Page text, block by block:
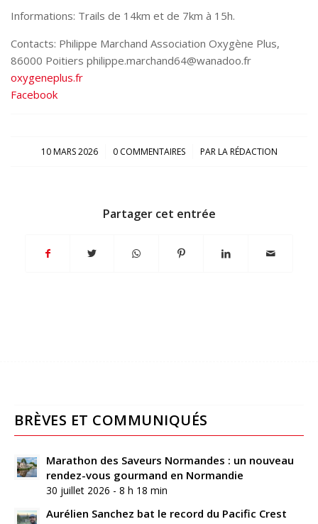
Informations: Trails de 14km et de 7km à 15h.
Contacts: Philippe Marchand Association Oxygène Plus,
86000 Poitiers philippe.marchand64@wanadoo.fr
oxygeneplus.fr
Facebook
10 MARS 2026
/ 0 COMMENTAIRES
/ PARLA RÉDACTION
Partager cet entrée
BRÈVES ET COMMUNIQUÉS
Marathon des Saveurs Normandes : un nouveau
rendez-vous gourmand en Normandie
30 juillet 2026 - 8 h 18 min
Aurélien Sanchez bat le record du Pacific Crest